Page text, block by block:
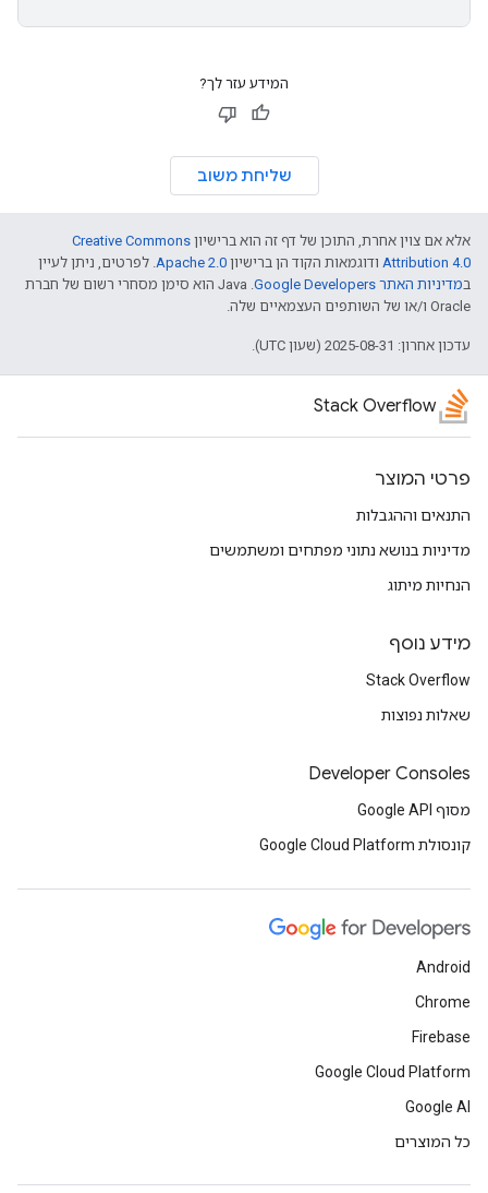
המידע עזר לך?
שליחת משוב
אלא אם צוין אחרת, התוכן של דף זה הוא ברישיון Creative Commons
Attribution 4.0 ודוגמאות הקוד הן ברישיון Apache 2.0. לפרטים, ניתן לעיין
במדיניות האתר Google Developers‏
.‏ Java הוא סימן מסחרי רשום של חברת
Oracle ו/או של השותפים העצמאיים שלה.
עדכון אחרון: 2025-08-31 (שעון UTC).
Stack Overflow
פרטי המוצר
התנאים וההגבלות
מדיניות בנושא נתוני מפתחים ומשתמשים
הנחיות מיתוג
מידע נוסף
Stack Overflow
שאלות נפוצות
Developer Consoles
מסוף Google API
קונסולת Google Cloud Platform
Android
Chrome
Firebase
Google Cloud Platform
Google AI
כל המוצרים